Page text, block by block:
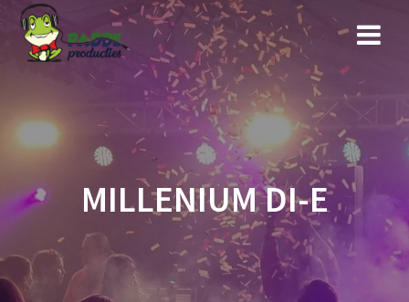
Ga
naar
de
inhoud
MILLENIUM DI-E